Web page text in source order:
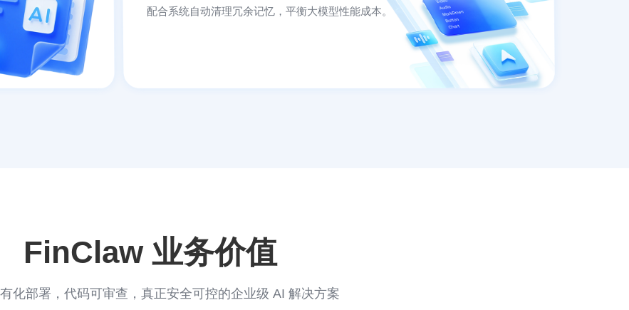
配合系统自动清理冗余记忆，平衡大模型性能成本。
FinClaw 业务价值
化部署，代码可审查，真正安全可控的企业级 AI 解决方案